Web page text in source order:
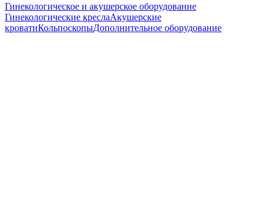
Гинекологическое и акушерское оборудование
Гинекологические креслаАкушерские
кроватиКольпоскопыДополнительное оборудование